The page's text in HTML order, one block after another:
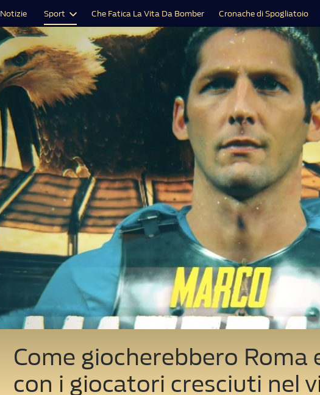
Notizie Sport Che Fatica La Vita Da Bomber Cronache di Spogliatoio
Come giocherebbero Roma
con i giocatori cresciuti nel